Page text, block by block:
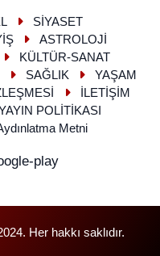
SİYASET
ASTROLOJİ
KÜLTÜR-SANAT
SAĞLIK
YAŞAM
İLETİŞİM
POLİTİKASI
Metni
Her hakkı saklıdır.